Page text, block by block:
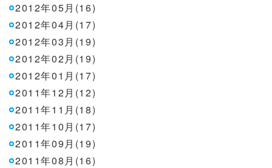
2012年05月(16)
2012年04月(17)
2012年03月(19)
2012年02月(19)
2012年01月(17)
2011年12月(12)
2011年11月(18)
2011年10月(17)
2011年09月(19)
2011年08月(16)